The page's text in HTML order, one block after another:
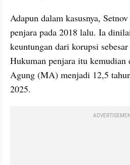
Adapun dalam kasusnya,
penjara pada 2018 lalu. Ia
keuntungan dari korupsi
Hukuman penjara itu kemudian
Agung (MA) menjadi 12,5
2025.